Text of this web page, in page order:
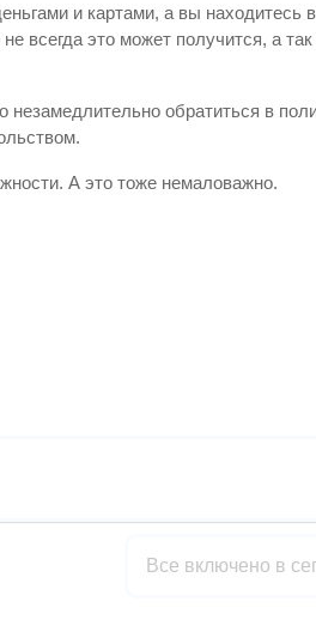
и картами, а вы находитесь
всегда это может получится, а
незамедлительно обратиться в
А это тоже немаловажно.
Все включено в